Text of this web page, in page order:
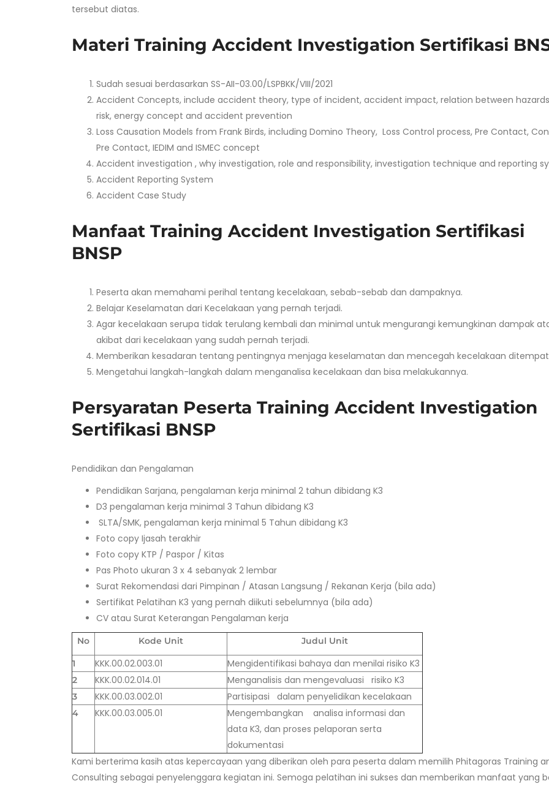
tersebut diatas.
Materi Training Accident Investigation Sertifikasi
Sudah sesuai berdasarkan SS-AII-03.00/LSPBKK/VIII/2021
Accident Concepts, include accident theory, type of incident, accident impact, relation between
risk, energy concept and accident prevention
Loss Causation Models from Frank Birds, including Domino Theory, Loss Control process, Pre Contact,
Pre Contact, IEDIM and ISMEC concept
Accident investigation , why investigation, role and responsibility, investigation technique and reporting
Accident Reporting System
Accident Case Study
Manfaat Training Accident Investigation Sertifikasi
BNSP
Peserta akan memahami perihal tentang kecelakaan, sebab-sebab dan dampaknya.
Belajar Keselamatan dari Kecelakaan yang pernah terjadi.
Agar kecelakaan serupa tidak terulang kembali dan minimal untuk mengurangi kemungkinan dampak
akibat dari kecelakaan yang sudah pernah terjadi.
Memberikan kesadaran tentang pentingnya menjaga keselamatan dan mencegah kecelakaan
Mengetahui langkah-langkah dalam menganalisa kecelakaan dan bisa melakukannya.
Persyaratan Peserta Training Accident Investigation
Sertifikasi BNSP
Pendidikan dan Pengalaman
Pendidikan Sarjana, pengalaman kerja minimal 2 tahun dibidang K3
D3 pengalaman kerja minimal 3 Tahun dibidang K3
SLTA/SMK, pengalaman kerja minimal 5 Tahun dibidang K3
Foto copy Ijasah terakhir
Foto copy KTP / Paspor / Kitas
Pas Photo ukuran 3 x 4 sebanyak 2 lembar
Surat Rekomendasi dari Pimpinan / Atasan Langsung / Rekanan Kerja (bila ada)
Sertifikat Pelatihan K3 yang pernah diikuti sebelumnya (bila ada)
CV atau Surat Keterangan Pengalaman kerja
No Kode Unit Judul Unit
1 KKK.00.02.003.01 Mengidentifikasi bahaya dan menilai risiko K3
2 KKK.00.02.014.01 Menganalisis dan mengevaluasi risiko K3
3 KKK.00.03.002.01 Partisipasi dalam penyelidikan kecelakaan
4 KKK.00.03.005.01
Mengembangkan analisa informasi dan
data K3, dan proses pelaporan serta
dokumentasi
Kami berterima kasih atas kepercayaan yang diberikan oleh para peserta dalam memilih Phitagoras Training
Consulting sebagai penyelenggara kegiatan ini. Semoga pelatihan ini sukses dan memberikan manfaat yang